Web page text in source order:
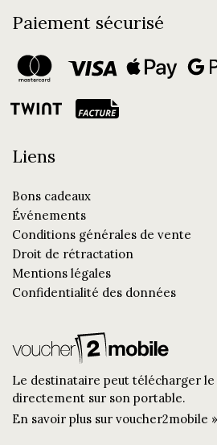
Paiement sécurisé
Liens
Bons cadeaux
Événements
Conditions générales de vente
Droit de rétractation
Mentions légales
Confidentialité des données
Le destinataire peut télécharger le
directement sur son portable.
En savoir plus sur voucher2mobile »